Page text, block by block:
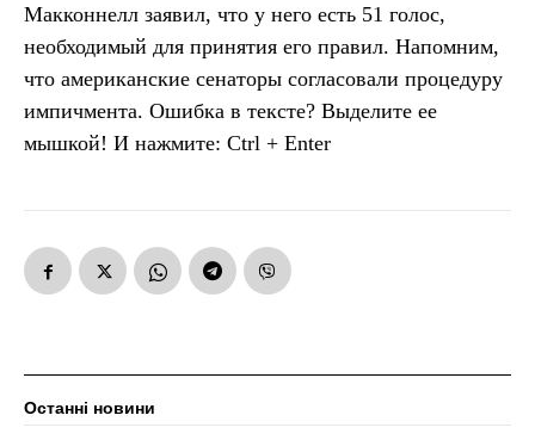
Макконнелл заявил, что у него есть 51 голос,
необходимый для принятия его правил. Напомним,
что американские сенаторы согласовали процедуру
импичмента. Ошибка в тексте? Выделите ее
мышкой! И нажмите: Ctrl + Enter
Останні новини